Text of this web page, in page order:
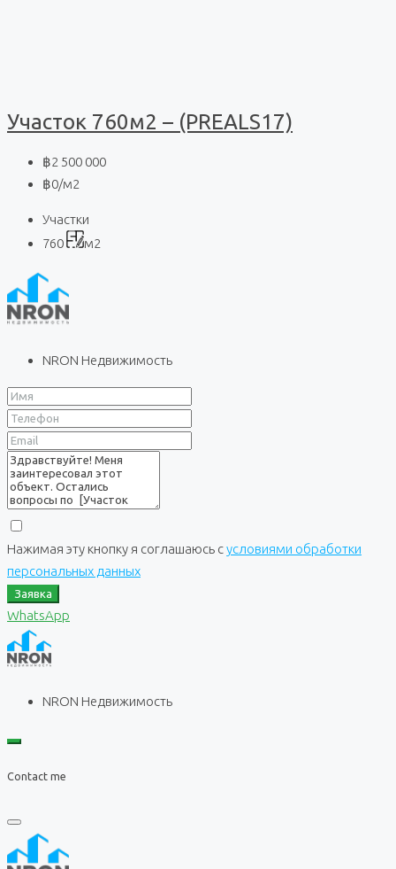
Участок 760м2 – (PREALS17)
฿2 500 000
฿0/м2
Участки
760
м2
NRON Недвижимость
Нажимая эту кнопку я соглашаюсь сусловиями обработки
персональных данных
Заявка
WhatsApp
NRON Недвижимость
Contact me